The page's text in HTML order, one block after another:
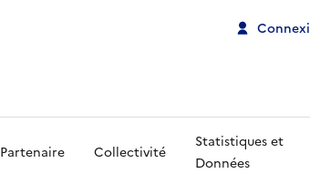
Partenaire Collectivité
Statistiques et
Données